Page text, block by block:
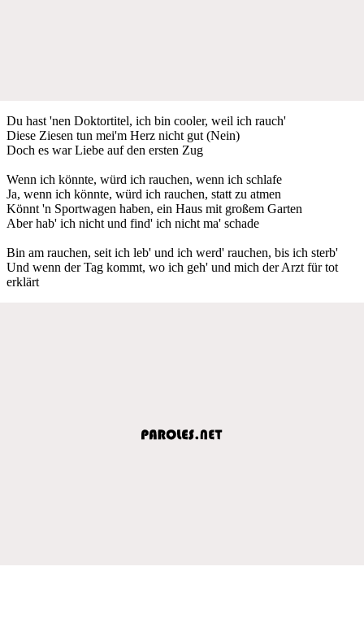
Du hast 'nen Doktortitel, ich bin cooler, weil ich rauch'
Diese Ziesen tun mei'm Herz nicht gut (Nein)
Doch es war Liebe auf den ersten Zug
Wenn ich könnte, würd ich rauchen, wenn ich schlafe
Ja, wenn ich könnte, würd ich rauchen, statt zu atmen
Könnt 'n Sportwagen haben, ein Haus mit großem Garten
Aber hab' ich nicht und find' ich nicht ma' schade
Bin am rauchen, seit ich leb' und ich werd' rauchen, bis ich sterb'
Und wenn der Tag kommt, wo ich geh' und mich der Arzt für tot
erklärt